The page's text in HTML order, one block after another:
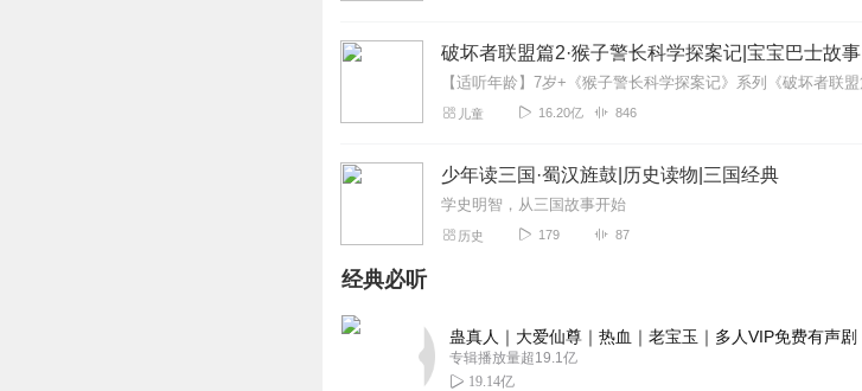
破坏者联盟篇2·猴子警长科学探案记|宝宝巴士故事
儿童 16.20亿 846
少年读三国·蜀汉旌鼓|历史读物|三国经典
学史明智，从三国故事开始
历史 179 87
经典必听
蛊真人｜大爱仙尊｜热血｜老宝玉｜多人VIP免费有声剧
专辑播放量超19.1亿
19.14亿